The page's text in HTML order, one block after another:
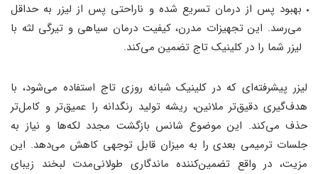
بهبود پس از درمان تسریع شده و ناراحتی پس از لیزر به حداقل
می‌رسد. این تجهیزات مدرن، کیفیت درمان سیاهی و تیرگی لثه با
لیزر شما را در کلینیک تاج تضمین می‌کند.
لیزر پیشرفته‌ای که در کلینیک شبانه روزی تاج استفاده می‌شود، با
هدف‌گیری دقیق‌تر ملانین، ریشه تولید رنگدانه را عمیق‌تر و کامل‌تر
حذف می‌کند. این موضوع شانس بازگشت مجدد لکه‌ها و نیاز به
جلسات ترمیمی بعدی را به میزان قابل توجهی کاهش می‌دهد. این
مزیت، در واقع تضمین‌کننده ماندگاری طولانی‌مدت لبخند زیبای